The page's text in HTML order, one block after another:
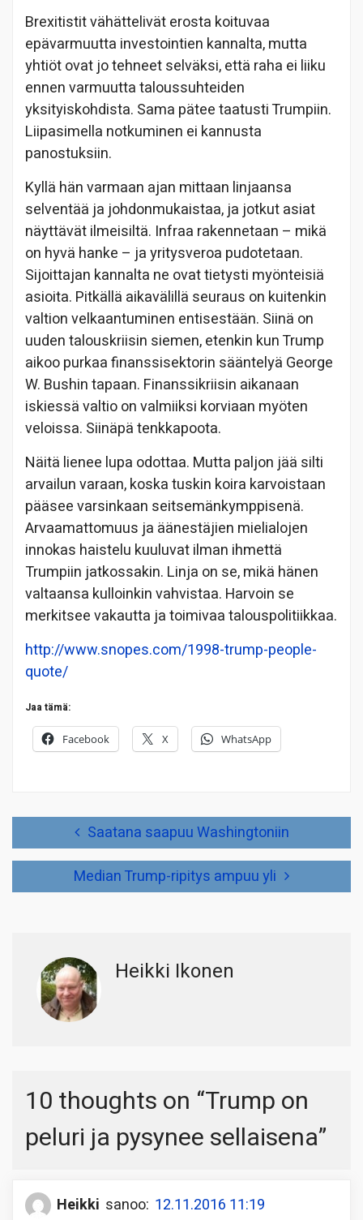
Brexitistit vähättelivät erosta koituvaa
epävarmuutta investointien kannalta, mutta
yhtiöt ovat jo tehneet selväksi, että raha ei liiku
ennen varmuutta taloussuhteiden
yksityiskohdista. Sama pätee taatusti Trumpiin.
Liipasimella notkuminen ei kannusta
panostuksiin.
Kyllä hän varmaan ajan mittaan linjaansa
selventää ja johdonmukaistaa, ja jotkut asiat
näyttävät ilmeisiltä. Infraa rakennetaan – mikä
on hyvä hanke – ja yritysveroa pudotetaan.
Sijoittajan kannalta ne ovat tietysti myönteisiä
asioita. Pitkällä aikavälillä seuraus on kuitenkin
valtion velkaantuminen entisestään. Siinä on
uuden talouskriisin siemen, etenkin kun Trump
aikoo purkaa finanssisektorin sääntelyä George
W. Bushin tapaan. Finanssikriisin aikanaan
iskiessä valtio on valmiiksi korviaan myöten
veloissa. Siinäpä tenkkapoota.
Näitä lienee lupa odottaa. Mutta paljon jää silti
arvailun varaan, koska tuskin koira karvoistaan
pääsee varsinkaan seitsemänkymppisenä.
Arvaamattomuus ja äänestäjien mielialojen
innokas haistelu kuuluvat ilman ihmettä
Trumpiin jatkossakin. Linja on se, mikä hänen
valtaansa kulloinkin vahvistaa. Harvoin se
merkitsee vakautta ja toimivaa talouspolitiikkaa.
http://www.snopes.com/1998-trump-people-
quote/
Jaa tämä:
Facebook X WhatsApp
Saatana saapuu Washingtoniin
Median Trump-ripitys ampuu yli
Heikki Ikonen
10 thoughts on “Trump on
peluri ja pysynee sellaisena”
Heikki sanoo: 12.11.2016 11:19